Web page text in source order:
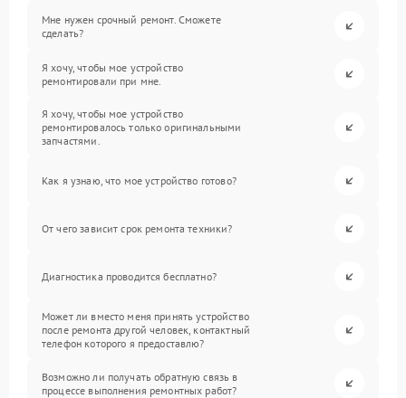
Мне нужен срочный ремонт. Сможете
сделать?
Я хочу, чтобы мое устройство
ремонтировали при мне.
Я хочу, чтобы мое устройство
ремонтировалось только оригинальными
запчастями.
Как я узнаю, что мое устройство готово?
От чего зависит срок ремонта техники?
Диагностика проводится бесплатно?
Может ли вместо меня принять устройство
после ремонта другой человек, контактный
телефон которого я предоставлю?
Возможно ли получать обратную связь в
процессе выполнения ремонтных работ?